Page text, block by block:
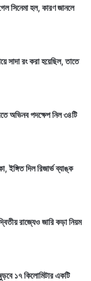
এই সময় যেকোনও
সময় ধরে কাজ
সিনেমা হল, কারণ জানলে
সাদা রং করা হয়েছিল, তাতে
অভিনব পদক্ষেপ নিল ৩৪টি
ইঙ্গিত দিল রিজার্ভ ব্যাঙ্ক
রাজ্যেও জারি কড়া নিয়ম
১৭ কিলোমিটার একটি